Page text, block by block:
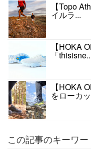
【Topo
イルラ...
【HOKA
「
【HOKA
をローカ
この記事のキーワー